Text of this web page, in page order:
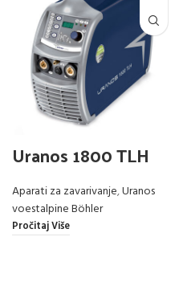
Uranos 1800 TLH
Aparati za zavarivanje,Uranos
voestalpine Böhler
Pročitaj Više